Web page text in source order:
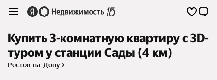
Купить 3-комнатную квартиру c 3D-
туром у станции Сады (4 км)
Ростов-на-Дону